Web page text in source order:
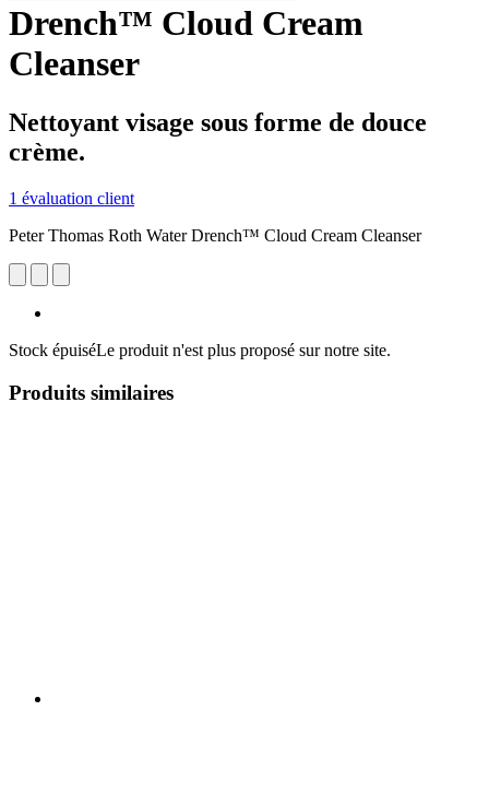
Drench™ Cloud Cream
Cleanser
Nettoyant visage sous forme de douce
crème.
1 évaluation client
Peter Thomas Roth Water Drench™ Cloud Cream Cleanser
Stock épuiséLe produit n'est plus proposé sur notre site.
Produits similaires